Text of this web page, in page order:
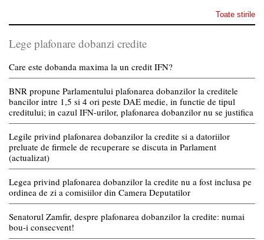
Toate stirile
Lege plafonare dobanzi credite
Care este dobanda maxima la un credit IFN?
BNR propune Parlamentului plafonarea dobanzilor la creditele
bancilor intre 1,5 si 4 ori peste DAE medie, in functie de tipul
creditului; in cazul IFN-urilor, plafonarea dobanzilor nu se justifica
Legile privind plafonarea dobanzilor la credite si a datoriilor
preluate de firmele de recuperare se discuta in Parlament
(actualizat)
Legea privind plafonarea dobanzilor la credite nu a fost inclusa pe
ordinea de zi a comisiilor din Camera Deputatilor
Senatorul Zamfir, despre plafonarea dobanzilor la credite: numai
bou-i consecvent!